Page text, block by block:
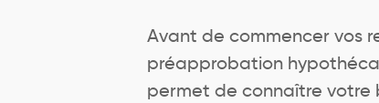
Avant de commencer vos
préapprobation
permet de connaître